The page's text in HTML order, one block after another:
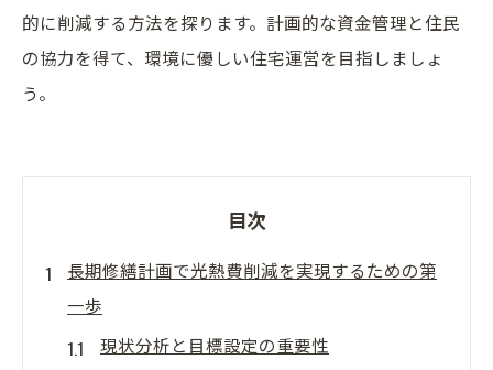
的に削減する方法を探ります。計画的な資金管理と住民
の協力を得て、環境に優しい住宅運営を目指しましょ
う。
目次
長期修繕計画で光熱費削減を実現するための第
一歩
現状分析と目標設定の重要性